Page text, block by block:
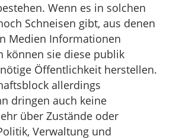
Wenn es in solchen
Schneisen gibt, aus denen
Medien Informationen
können sie diese publik
Öffentlichkeit herstellen.
allerdings
dringen auch keine
über Zustände oder
Verwaltung und